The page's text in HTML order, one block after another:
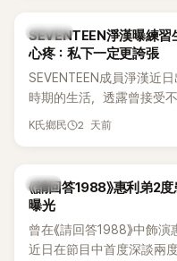
K-POP
SEVENTEEN淨漢曝練
心疼：私下一定更誇張
SEVENTEEN成員淨漢近
時期的生活，透露曾接受
肺活量，讓聲樂老師直接
K氏鄉民 2 天前
韓星
《請回答1988》惠利弟2
曝光
曾在《請回答1988》中飾演
近日在節目中首度深談兩